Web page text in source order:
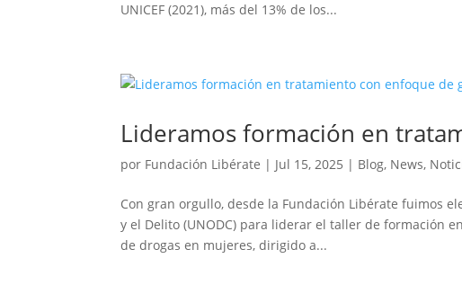
UNICEF (2021), más del 13% de los...
Lideramos formación en
por Fundación Libérate | Jul 15, 2025 | Blog, News,
Con gran orgullo, desde la Fundación Libérate fuimos
y el Delito (UNODC) para liderar el taller de formación
de drogas en mujeres, dirigido a...